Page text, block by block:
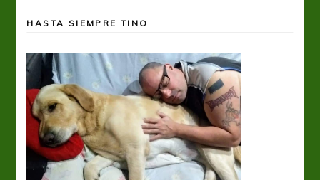
HASTA SIEMPRE TINO